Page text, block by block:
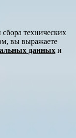
технических
вы выражаете
данных и